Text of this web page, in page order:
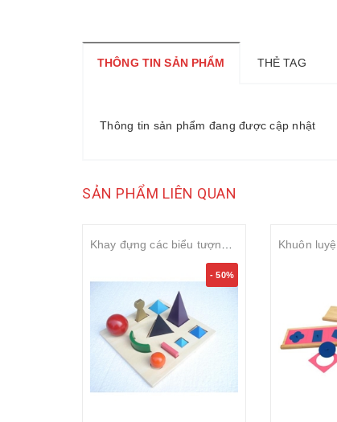
THÔNG TIN SẢN PHẨM THẺ TAG
Thông tin sản phẩm đang được cập nhật
SẢN PHẨM LIÊN QUAN
Khay đựng các biểu tượng ngữ pháp
- 50%